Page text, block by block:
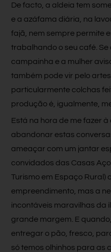
De facto, a aldeia tem
e a azáfama diária, na
fajã, nem sempre permite
trabalhando o seu café.
campainha e a mulher
também pode vir pelo
particularmente colchas
produção é, igualmente,
Está na hora de me fazer à
abandonar estas
ameaçar com um jantar
convidados das Casas
Turismo em Espaço Rural)
empreendimento, mas a
incontáveis maravilhas da
grande margem. E
entregar o pão, fresco,
só temos olhinhos para as